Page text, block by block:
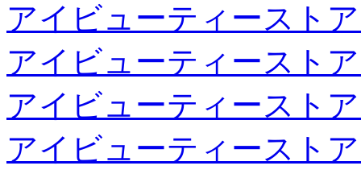
アイビューティースト
アイビューティースト
アイビューティースト
アイビューティースト